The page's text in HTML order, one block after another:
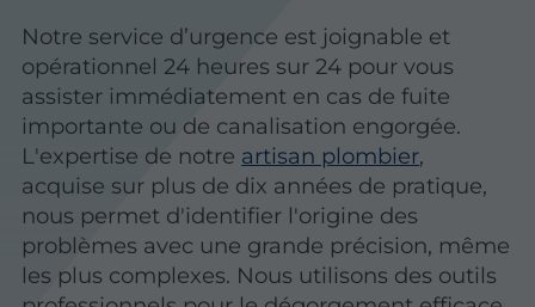
Notre service d’urgence est joignable et
opérationnel 24 heures sur 24 pour vous
assister immédiatement en cas de fuite
importante ou de canalisation engorgée.
L'expertise de notre artisan plombier,
acquise sur plus de dix années de pratique,
nous permet d'identifier l'origine des
problèmes avec une grande précision, même
les plus complexes. Nous utilisons des outils